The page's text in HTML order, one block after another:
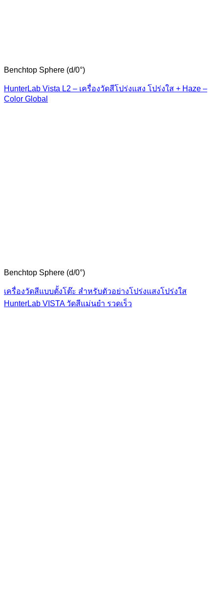
Benchtop Sphere (d/0°)
HunterLab Vista L2 – เครื่องวัดสีโปร่งแสง โปร่งใส + Haze –
Color Global
Benchtop Sphere (d/0°)
เครื่องวัดสีแบบตั้งโต๊ะ สำหรับตัวอย่างโปร่งแสงโปร่งใส
HunterLab VISTA วัดสีแม่นยำ รวดเร็ว